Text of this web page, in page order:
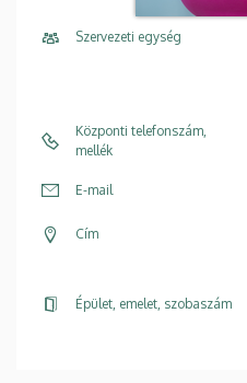
Szervezeti egység
Központi telefonszám,
mellék
E-mail
Cím
Épület, emelet, szobaszám